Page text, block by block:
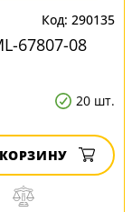
290135
67807-08
20 шт.